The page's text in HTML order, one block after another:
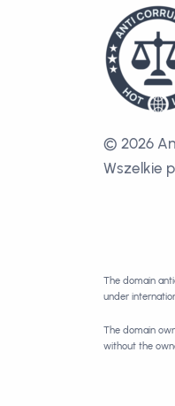
© 2026
Wszelkie
The domain
under
The domain
without the